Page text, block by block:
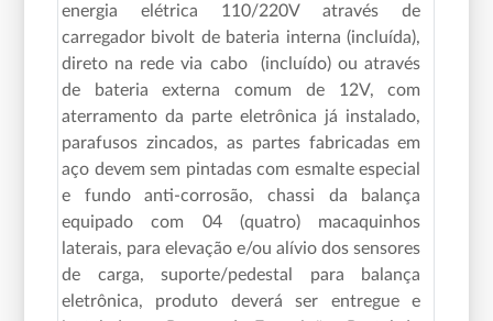
energia elétrica 110/220V através de
carregador bivolt de bateria interna (incluída),
direto na rede via cabo (incluído) ou através
de bateria externa comum de 12V, com
aterramento da parte eletrônica já instalado,
parafusos zincados, as partes fabricadas em
aço devem sem pintadas com esmalte especial
e fundo anti-corrosão, chassi da balança
equipado com 04 (quatro) macaquinhos
laterais, para elevação e/ou alívio dos sensores
de carga, suporte/pedestal para balança
eletrônica, produto deverá ser entregue e